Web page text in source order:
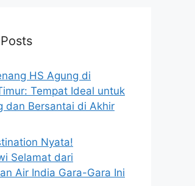
HS Agung di
Tempat Ideal untuk
dan Bersantai di Akhir
Nyata!
Selamat dari
Air India Gara-Gara Ini